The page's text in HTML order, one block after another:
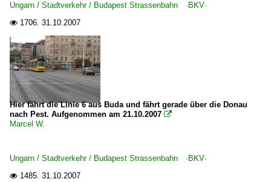
Ungarn / Stadtverkehr / Budapest Strassenbahn ·BKV·
 1706. 31.10.2007
Hier fährt die Linie 6 aus Buda und fährt gerade über die Donau
nach Pest. Aufgenommen am 21.10.2007 
Marcel W.
Ungarn / Stadtverkehr / Budapest Strassenbahn ·BKV·
 1485. 31.10.2007